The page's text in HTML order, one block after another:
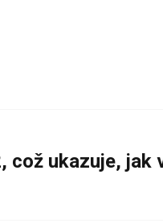
což ukazuje, jak